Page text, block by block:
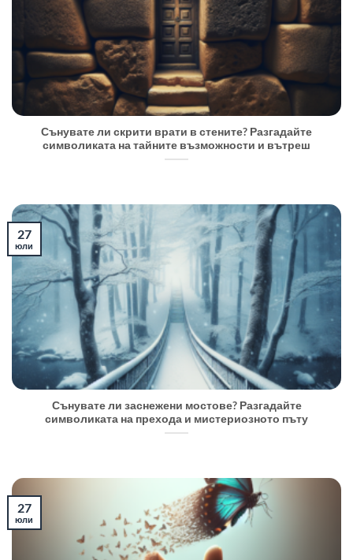
Сънувате ли скрити врати в стените? Разгадайте
символиката на тайните възможности и вътреш
Сънувате ли заснежени мостове? Разгадайте
символиката на прехода и мистериозното пъту
27
юли
27
юли